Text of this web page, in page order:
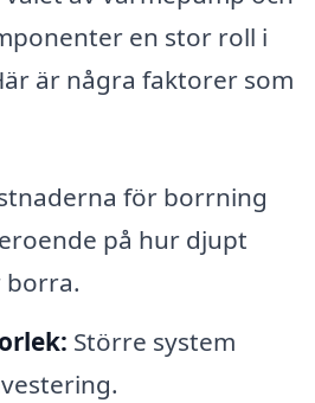
en stor roll i
är några faktorer som
för borrning
på hur djupt
borra.
Större system